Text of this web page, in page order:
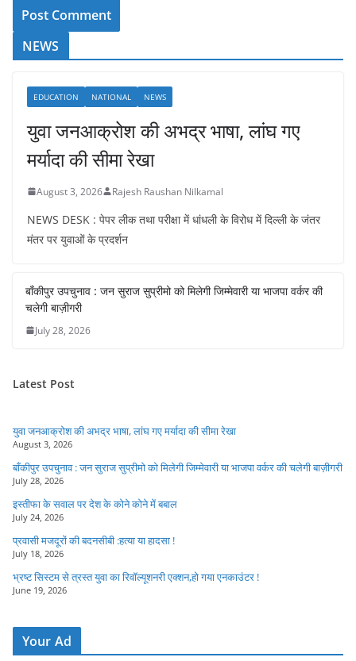
NEWS
EDUCATION NATIONAL NEWS
युवा जनआक्रोश की अभद्र भाषा, लांघ गए
मर्यादा की सीमा रेखा
August 3, 2026 Rajesh Raushan Nilkamal
NEWS DESK : पेपर लीक तथा परीक्षा में धांधली के विरोध में दिल्ली के जंतर
मंतर पर युवाओं के प्रदर्शन
बाँकीपुर उपचुनाव : जन सुराज सुप्रीमो को मिलेगी जिम्मेवारी या भाजपा वर्कर की
चलेगी बाज़ीगरी
July 28, 2026
Latest Post
युवा जनआक्रोश की अभद्र भाषा, लांघ गए मर्यादा की सीमा रेखा
August 3, 2026
बाँकीपुर उपचुनाव : जन सुराज सुप्रीमो को मिलेगी जिम्मेवारी या भाजपा वर्कर की चलेगी बाज़ीगरी
July 28, 2026
इस्तीफा के सवाल पर देश के कोने कोने में बबाल
July 24, 2026
प्रवासी मजदूरों की बदनसीबी :हत्या या हादसा !
July 18, 2026
भ्रष्ट सिस्टम से त्रस्त युवा का रिवॉल्यूशनरी एक्शन,हो गया एनकाउंटर !
June 19, 2026
Your Ad